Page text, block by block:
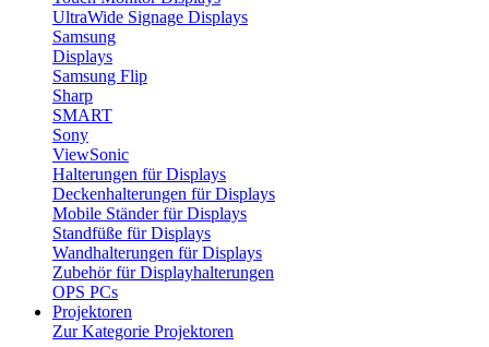
UltraWide Signage Displays
Samsung
Displays
Samsung Flip
Sharp
SMART
Sony
ViewSonic
Halterungen für Displays
Deckenhalterungen für Displays
Mobile Ständer für Displays
Standfüße für Displays
Wandhalterungen für Displays
Zubehör für Displayhalterungen
OPS PCs
Projektoren
Zur Kategorie Projektoren